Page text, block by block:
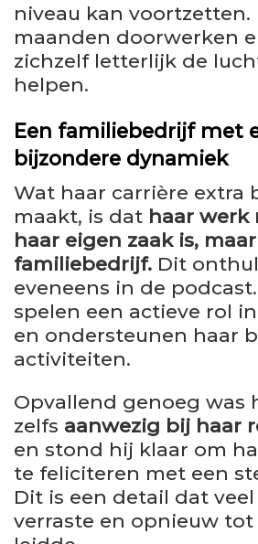
niveau kan voortzetten.
maanden doorwerken
zichzelf letterlijk de
helpen.
Een familiebedrijf met
bijzondere dynamiek
Wat haar carrière extra
maakt, is dat haar werk
haar eigen zaak is,
familiebedrijf. Dit
eveneens in de
spelen een actieve rol
en ondersteunen haar
activiteiten.
Opvallend genoeg was
zelfs aanwezig bij haar
en stond hij klaar om
te feliciteren met een
Dit is een detail dat
verraste en opnieuw tot